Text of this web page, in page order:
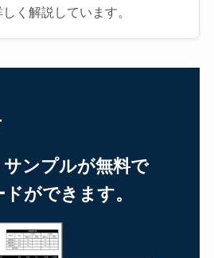
く解説しています。
ンプルが無料で
ができます。